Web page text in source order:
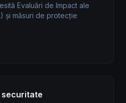
Evaluări de Impact ale
și măsuri de protecție